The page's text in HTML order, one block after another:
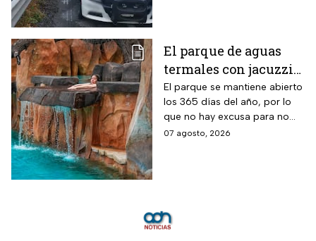
El parque de aguas
termales con jacuzzis
y cabañas a 2 horas de
CDMX donde este
grupo de adultos
mayores paga la
El parque se mantiene abierto
los 365 días del año, por lo
que no hay excusa para no
visitar este hermoso lugar
07 agosto, 2026